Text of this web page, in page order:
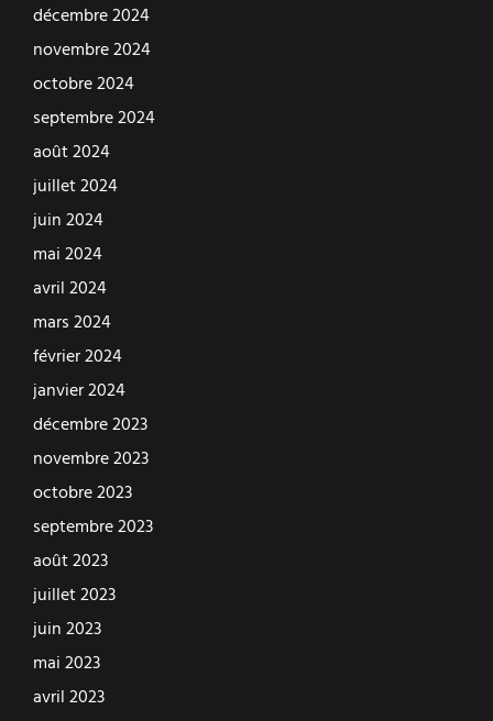
décembre 2024
novembre 2024
octobre 2024
septembre 2024
août 2024
juillet 2024
juin 2024
mai 2024
avril 2024
mars 2024
février 2024
janvier 2024
décembre 2023
novembre 2023
octobre 2023
septembre 2023
août 2023
juillet 2023
juin 2023
mai 2023
avril 2023